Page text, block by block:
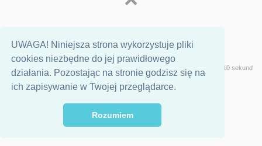
UWAGA! Niniejsza strona wykorzystuje pliki
cookies niezbędne do jej prawidłowego
działania. Pozostając na stronie godzisz się na
ich zapisywanie w Twojej przeglądarce.
Rozumiem
WersjaGeeklog
Strona wygenerowana w 0,10 sekund